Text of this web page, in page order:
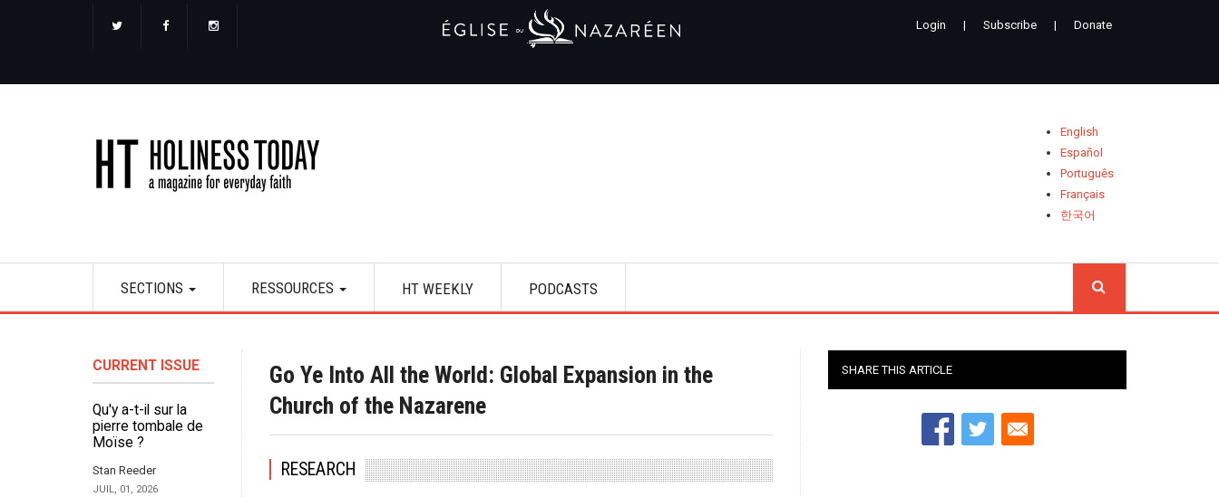
Login | Subscribe | Donate
English
Español
Português
Français
한국어
navigation
SECTIONS RESSOURCES HT WEEKLY PODCASTS
CURRENT ISSUE
Qu'y a-t-il sur la
pierre tombale de
Moïse ?
Stan Reeder
JUIL, 01, 2026
Go Ye Into All the World: Global Expansion in the
Church of the Nazarene
RESEARCH
SHARE THIS ARTICLE